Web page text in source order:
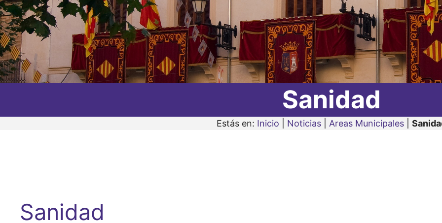
Sanidad
Estás en: Inicio Noticias Areas Municipales
Sanidad